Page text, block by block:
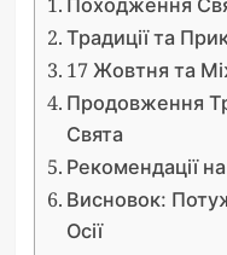
Традиції та
17 Жовтня та
Продовження
Свята
Рекомендації
Висновок:
Осії